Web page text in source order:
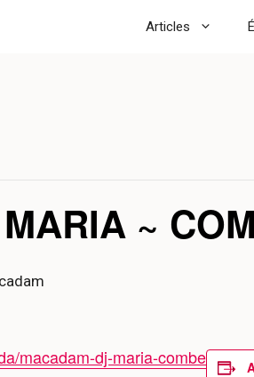
Articles
~
macadam-dj-maria-combe